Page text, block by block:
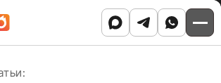
товаров на Wildberries